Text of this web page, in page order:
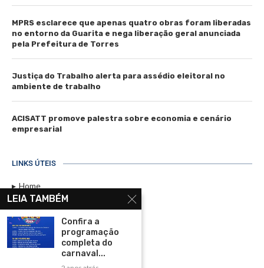
MPRS esclarece que apenas quatro obras foram liberadas
no entorno da Guarita e nega liberação geral anunciada
pela Prefeitura de Torres
Justiça do Trabalho alerta para assédio eleitoral no
ambiente de trabalho
ACISATT promove palestra sobre economia e cenário
empresarial
LINKS ÚTEIS
Home
Assinar
Contato
Política de Privacidade
Rádio Maristela - Ao Vivo
LEIA TAMBÉM
Confira a
programação
completa do
carnaval...